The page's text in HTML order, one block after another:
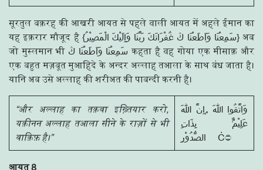
सूरतुल बक़रह की आखरी आयत से पहले वाली आयत में अहले ईमान का
यह इक़रार मौजूद है {سَمِعْنَا وَاَطَعْنَا ڭ غُفْرَانَكَ رَبَّنَا وَاِلَيْكَ الْمَصِيْرُ} अब
जो मुस्लमान भी سَمِعْنَا وَاَطَعْنَا ڭ कहता है वह गोया एक मीसाक़ और
एक बहुत मज़बूत मुआहिदे के अन्दर अल्लाह तआला के साथ बंध जाता है।
यानि अब उसे अल्लाह की शरीअत की पाबन्दी करनी है।
“और अल्लाह का तक़वा इख़्तियार करो,
यक़ीनन अल्लाह तआला सीने के राज़ों से भी
वाक़िफ़ है।”
وَاتَّقُوا اللّٰهَ ۭاِنَّ اللّٰهَ
عَلِيْمٌۢ بِذَاتِ
आयत 8